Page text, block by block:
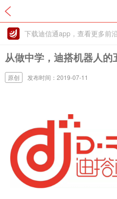
下载迪信通app，查看更多前
从做中学，迪搭机器人的
原创 发布时间：2019-07-11